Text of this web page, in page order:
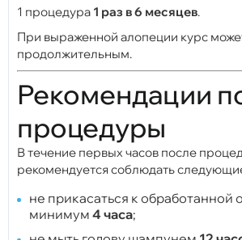
1 процедура 1 раз в 6 месяцев.
При выраженной алопеции курс
продолжительным.
Рекомендации
процедуры
В течение первых часов после
рекомендуется соблюдать
не прикасаться к обработанной
минимум 4 часа;